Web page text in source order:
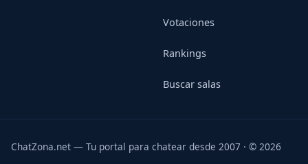
Votaciones
Rankings
Buscar salas
ChatZona.net — Tu portal para chatear desde 2007 · © 2026